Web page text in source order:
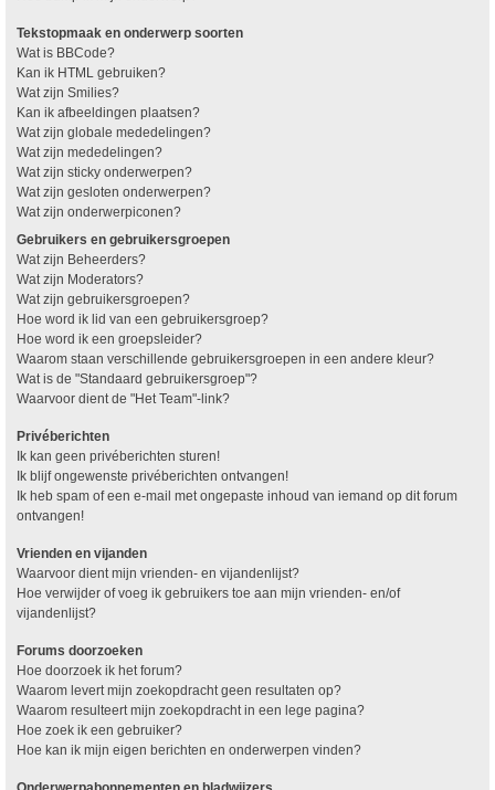
Tekstopmaak en onderwerp soorten
Wat is BBCode?
Kan ik HTML gebruiken?
Wat zijn Smilies?
Kan ik afbeeldingen plaatsen?
Wat zijn globale mededelingen?
Wat zijn mededelingen?
Wat zijn sticky onderwerpen?
Wat zijn gesloten onderwerpen?
Wat zijn onderwerpiconen?
Gebruikers en gebruikersgroepen
Wat zijn Beheerders?
Wat zijn Moderators?
Wat zijn gebruikersgroepen?
Hoe word ik lid van een gebruikersgroep?
Hoe word ik een groepsleider?
Waarom staan verschillende gebruikersgroepen in een andere kleur?
Wat is de "Standaard gebruikersgroep"?
Waarvoor dient de "Het Team"-link?
Privéberichten
Ik kan geen privéberichten sturen!
Ik blijf ongewenste privéberichten ontvangen!
Ik heb spam of een e-mail met ongepaste inhoud van iemand op dit forum
ontvangen!
Vrienden en vijanden
Waarvoor dient mijn vrienden- en vijandenlijst?
Hoe verwijder of voeg ik gebruikers toe aan mijn vrienden- en/of
vijandenlijst?
Forums doorzoeken
Hoe doorzoek ik het forum?
Waarom levert mijn zoekopdracht geen resultaten op?
Waarom resulteert mijn zoekopdracht in een lege pagina?
Hoe zoek ik een gebruiker?
Hoe kan ik mijn eigen berichten en onderwerpen vinden?